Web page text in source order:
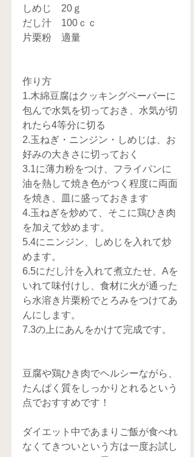
しめじ　20ｇ
だし汁　100ｃｃ
片栗粉　適量
作り方
1.木綿豆腐はクッキングペーパーに
包んで水気を切っておき、水気が切
れたら4等分に切る
2.玉ねぎ・ニンジン・しめじは、お
好みの大きさに切っておく
3.1に薄力粉をつけ、フライパンに
油を熱して焼き色がつく程度に両面
を焼き、皿に盛っておきます
4.玉ねぎを炒めて、そこに鶏ひき肉
を加えて炒めます。
5.4にニンジン、しめじを入れて炒
めます。
6.5にだし汁を入れて煮立たせ、Aを
いれて味付けし、食材に火が通った
ら水溶き片栗粉でとろみをつけてあ
んにします。
7.3の上にあんをかけて完成です。
豆腐や鶏ひき肉でヘルシーながら、
たんぱく質をしっかりとれるという
点でおすすめです！
ダイエット中であまりご飯が食べれ
なくてきついという方は一度お試し